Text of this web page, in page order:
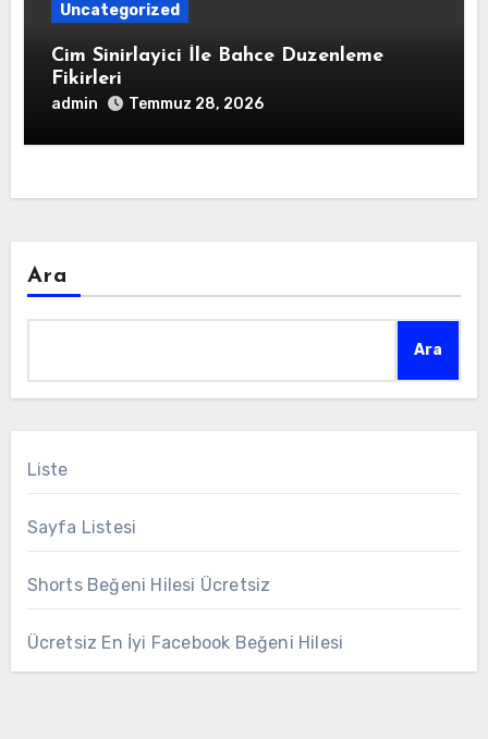
Uncategorized
Cim Sinirlayici İle Bahce Duzenleme
Fikirleri
admin Temmuz 28, 2026
Ara
Ara
Liste
Sayfa Listesi
Shorts Beğeni Hilesi Ücretsiz
Ücretsiz En İyi Facebook Beğeni Hilesi